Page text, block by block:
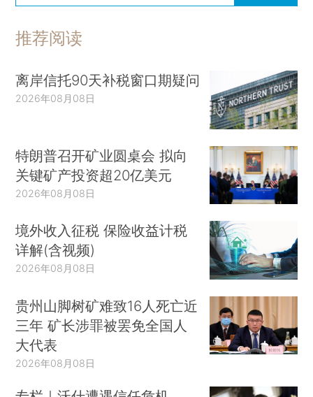
推荐阅读
离岸信托90天补税窗口期疑问
2026年08月08日
特朗普召开矿业圆桌会 拟向
关键矿产投资超20亿美元
2026年08月08日
境外收入征税 保险收益计税
详解(含视频)
2026年08月08日
贵州山脚树矿难致16人死亡近
三年 矿长涉罪被罢免全国人
大代表
2026年08月08日